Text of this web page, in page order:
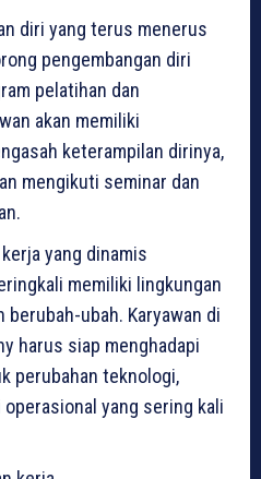
diri yang terus menerus
pengembangan diri
pelatihan dan
akan memiliki
keterampilan dirinya,
mengikuti seminar dan
yang dinamis
memiliki lingkungan
berubah-ubah. Karyawan di
harus siap menghadapi
perubahan teknologi,
yang sering kali